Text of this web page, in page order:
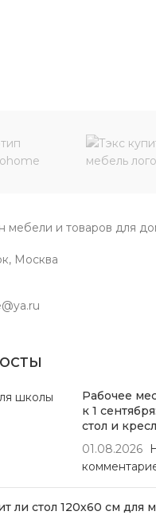
мебели и товаров для
Москва
Рабочее
к 1
стол и
01.08.2026
ли стол 120х60 см для